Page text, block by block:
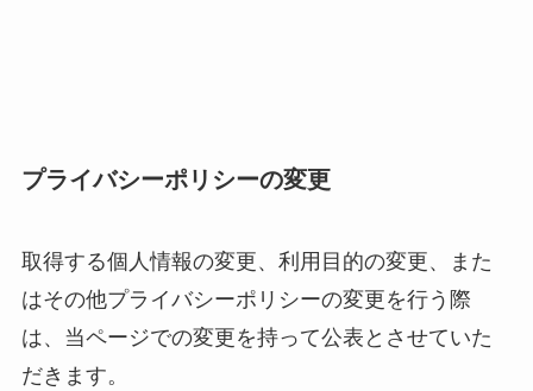
プライバシーポリシーの変更
取得する個人情報の変更、利用目的の変更、また
はその他プライバシーポリシーの変更を行う際
は、当ページでの変更を持って公表とさせていた
だきます。